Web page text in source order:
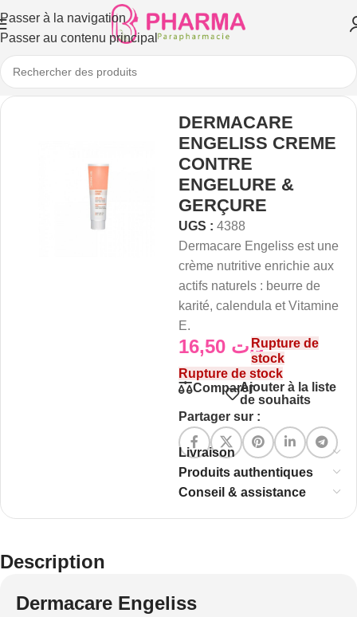
Passer à la navigation
Passer au contenu principal
DERMACARE
ENGELISS CREME
CONTRE
ENGELURE &
GERÇURE
UGS : 4388
Dermacare Engeliss est une
crème nutritive enrichie aux
actifs naturels : beurre de
karité, calendula et Vitamine
E.
د.تRupture de
stock
Rupture de stock
ComparerAjouter à la liste
de souhaits
Partager sur :
Livraison
Produits authentiques
Conseil & assistance
Description
Dermacare Engeliss